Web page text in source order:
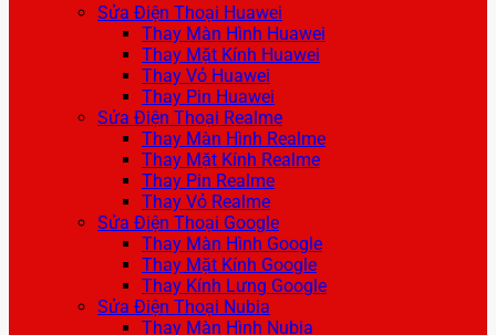
Sửa Điện Thoại Huawei
Thay Màn Hình Huawei
Thay Mặt Kính Huawei
Thay Vỏ Huawei
Thay Pin Huawei
Sửa Điện Thoại Realme
Thay Màn Hình Realme
Thay Mặt Kính Realme
Thay Pin Realme
Thay Vỏ Realme
Sửa Điện Thoại Google
Thay Màn Hình Google
Thay Mặt Kính Google
Thay Kính Lưng Google
Sửa Điện Thoại Nubia
Thay Màn Hình Nubia